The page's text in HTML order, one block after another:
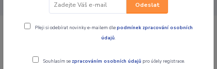
Pánská moto pláštěnka rain Ergonomic Pro DP yellow
SCOTT Pánská moto pláštěnka rain
Odeslat
Přeji si odebírat novinky e-mailem dlepodmínek zpracování osobních
údajů.
Souhlasím se zpracováním osobních údajů pro účely registrace.